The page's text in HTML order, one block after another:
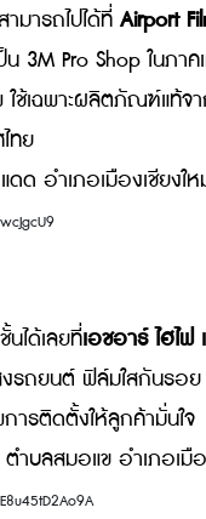
ใกล้ฉัน
เพื่อรับการย
ยง สามารถไปได้ที่
นเป็น 3M Pro Shop
ชีพ ใช้เฉพาะผลิตภั
เทศไทย